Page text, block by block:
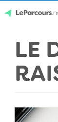
content
LE